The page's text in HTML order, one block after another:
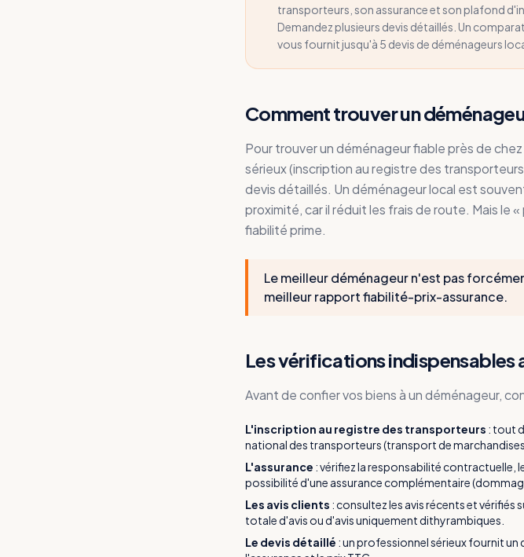
transporteurs, son assurance et son plafond
Demandez plusieurs devis détaillés. Un
vous fournit jusqu'à 5 devis de déménageurs
Comment trouver un
Pour trouver un déménageur fiable près de
sérieux (inscription au registre des
devis détaillés. Un déménageur local est
proximité, car il réduit les frais de route. Mais le
fiabilité prime.
Le meilleur déménageur n'est pas
meilleur rapport fiabilité-prix-assurance.
Les vérifications indispensables
Avant de confier vos biens à un déménageur,
L'inscription au registre des transporteurs : tout
national des transporteurs (transport de
L'assurance :vérifiez la responsabilité contractuelle,
possibilité d'une assurance complémentaire
Les avis clients :consultez les avis récents et vérifiés
totale d'avis ou d'avis uniquement dithyrambiques.
Le devis détaillé :un professionnel sérieux fournit un